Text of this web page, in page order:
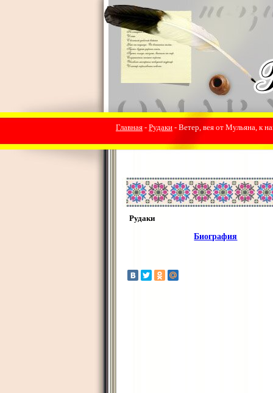
Главная - Рудаки - Ветер, вея от Мульяна, к
Рудаки
Биография